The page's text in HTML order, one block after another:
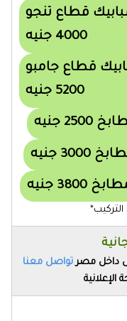
قطاع تنجو
4000 جنيه
قطاع جامبو
5200 جنيه
جنيه
جنيه
جنيه
داخل مصرتواصل معنا